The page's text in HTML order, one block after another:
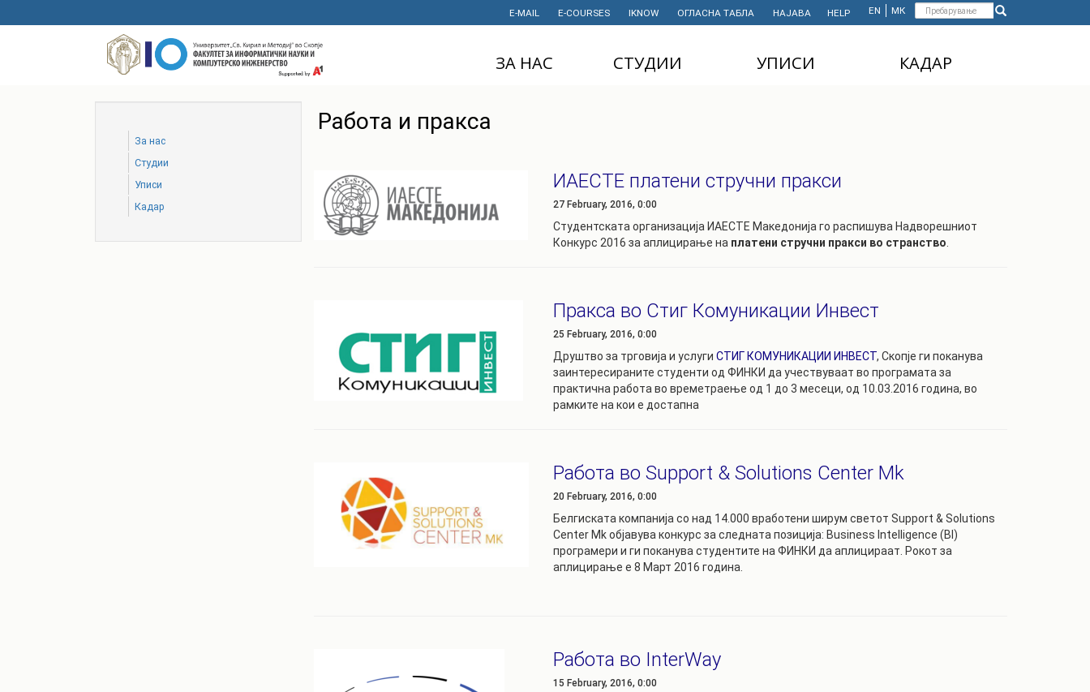
to
Форма
пребарување
Пребарување
EN МК
E-MAIL E-COURSES IKNOW ОГЛАСНА ТАБЛА НАЈАВА HELP
ЗА НАС
ИНСТИТУТИ
ПРОЕКТИ
ФИНКИ Е МОЈ
ИЗБОР
ЛАБОРАТОРИИ
ЦЕНТРИ
СТУДИИ
СТУДИИ
ПРОФЕСИОНАЛНИ
И СТРУЧНИ ОБУКИ
СТУДЕНТСКИ
ОРГАНИЗАЦИИ
РАСПОРЕД НА
ЧАСОВИ
ОДБРАНИ
РЕШЕНИЈА
ДИПЛОМСКИ/
МАГИСТЕРСКИ
ОДБРАНИ
УПИСИ
ДОКТОРСКИ СТУДИИ
MASTER'S STUDIES
FOR INTERNATIONAL
КАДАР
За нас
Студии
Уписи
Кадар
Работа и пракса
ИАЕСТЕ платени стручни пракси
27 February, 2016, 0:00
Студентската организација ИАЕСТЕ Македонија го распишува Надворешниот
Конкурс 2016 за аплицирање на платени стручни пракси во странство
Пракса во Стиг Комуникации Инвест
25 February, 2016, 0:00
Друштво за трговија и услуги СТИГ КОМУНИКАЦИИ ИНВЕСТ, Скопје ги поканува
заинтересираните студенти од ФИНКИ да учествуваат во програмата за
практична работа во времетраење од 1 до 3 месеци, од 10.03.2016 година, во
рамките на кои e достапнa
Работа во Support & Solutions Center Mk
20 February, 2016, 0:00
Белгиската компанија со над 14.000 вработени ширум светот Support & Solutions
Center Mk објавува конкурс за следната позиција: Business Intelligence (BI)
програмери и ги поканува студентите на ФИНКИ да аплицираат. Рокот за
аплицирање е 8 Март 2016 година.
Работа во InterWay
15 February, 2016, 0:00